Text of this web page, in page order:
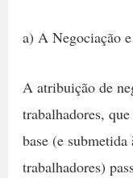
a) A Negociação
A atribuição de
trabalhadores,
base (e submetida
trabalhadores)